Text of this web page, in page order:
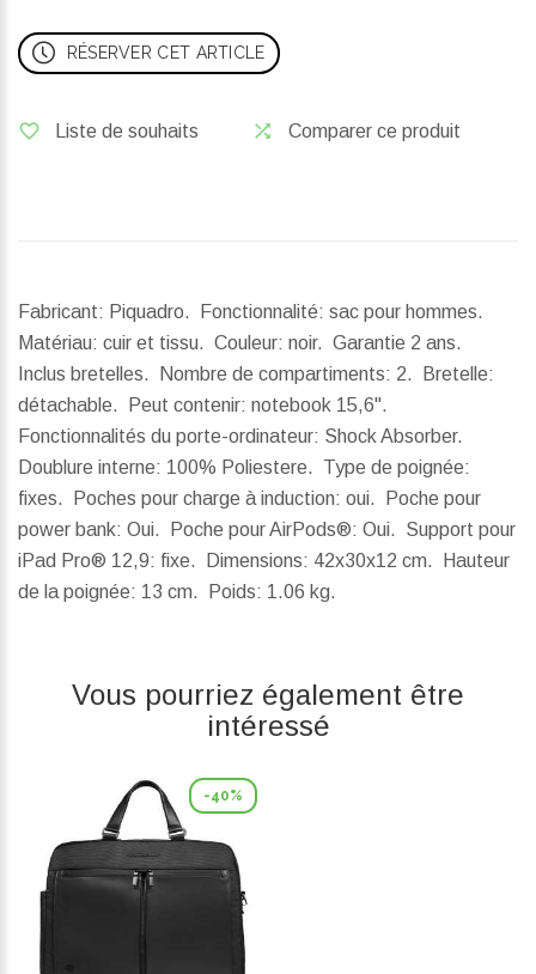
RÉSERVER CET ARTICLE
Liste de souhaits Comparer ce produit
Fabricant: Piquadro. Fonctionnalité: sac pour hommes.
Matériau: cuir et tissu. Couleur: noir. Garantie 2 ans.
Inclus bretelles. Nombre de compartiments: 2. Bretelle:
détachable. Peut contenir: notebook 15,6".
Fonctionnalités du porte-ordinateur: Shock Absorber.
Doublure interne: 100% Poliestere. Type de poignée:
fixes. Poches pour charge à induction: oui. Poche pour
power bank: Oui. Poche pour AirPods®: Oui. Support pour
iPad Pro® 12,9: fixe.
Dimensions: 42x30x12 cm.
Hauteur
de la poignée: 13 cm. Poids: 1.06 kg.
Vous pourriez également être
intéressé
-40%